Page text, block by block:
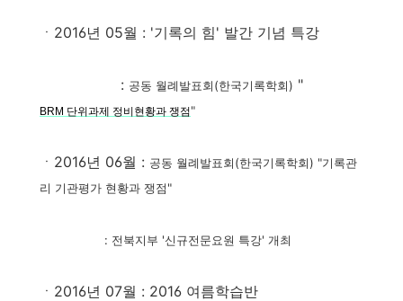
ㆍ2016년 05월 : '기록의 힘' 발간 기념 특강
: 공동 월례발표회(한국기록학회) "
BRM 단위과제 정비현황과 쟁점 "
ㆍ2016년 06월 : 공동 월례발표회(한국기록학회) "기록관
리 기관평가 현황과 쟁점"
: 전북지부 '신규전문요원 특강' 개최
ㆍ2016년 07월 : 2016 여름학습반